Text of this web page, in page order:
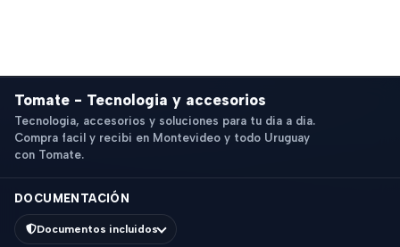
Tomate - Tecnologia y accesorios
Tecnologia, accesorios y soluciones para tu dia a dia.
Compra facil y recibi en Montevideo y todo Uruguay
con Tomate.
DOCUMENTACIÓN
Documentos incluidos